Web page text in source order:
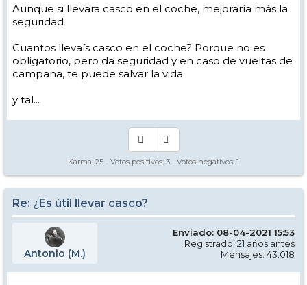
Aunque si llevara casco en el coche, mejoraría más la
seguridad
Cuantos llevaís casco en el coche? Porque no es
obligatorio, pero da seguridad y en caso de vueltas de
campana, te puede salvar la vida
y tal...
Karma: 25 - Votos positivos: 3 - Votos negativos: 1
Re: ¿Es útil llevar casco?
Antonio (M.)
Enviado: 08-04-2021 15:53
Registrado: 21 años antes
Mensajes: 43.018